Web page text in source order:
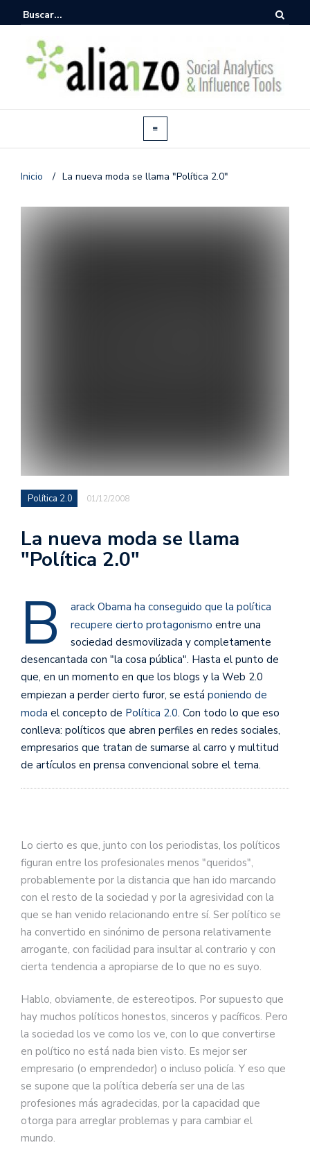
Inicio / La nueva moda se llama "Política 2.0"
Política 2.0 01/12/2008
La nueva moda se llama
"Política 2.0"
B
arack Obama ha conseguido que la política
recupere cierto protagonismo entre una
sociedad desmovilizada y completamente
desencantada con "la cosa pública". Hasta el punto de
que, en un momento en que los blogs y la Web 2.0
empiezan a perder cierto furor, se está poniendo de
moda el concepto de Política 2.0. Con todo lo que eso
conlleva: políticos que abren perfiles en redes sociales,
empresarios que tratan de sumarse al carro y multitud
de artículos en prensa convencional sobre el tema.
Lo cierto es que, junto con los periodistas, los políticos
figuran entre los profesionales menos "queridos",
probablemente por la distancia que han ido marcando
con el resto de la sociedad y por la agresividad con la
que se han venido relacionando entre sí. Ser político se
ha convertido en sinónimo de persona relativamente
arrogante, con facilidad para insultar al contrario y con
cierta tendencia a apropiarse de lo que no es suyo.
Hablo, obviamente, de estereotipos. Por supuesto que
hay muchos políticos honestos, sinceros y pacíficos. Pero
la sociedad los ve como los ve, con lo que convertirse
en político no está nada bien visto. Es mejor ser
empresario (o emprendedor) o incluso policía. Y eso que
se supone que la política debería ser una de las
profesiones más agradecidas, por la capacidad que
otorga para arreglar problemas y para cambiar el
mundo.